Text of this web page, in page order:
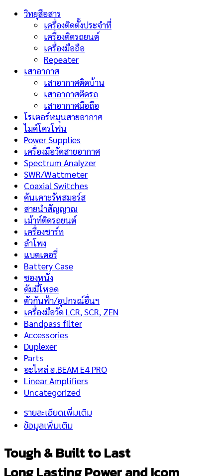
วิทยุสือสาร
เครื่องติดตั้งประจำที่
เครื่องติดรถยนต์
เครื่องมือถือ
Repeater
เสาอากาศ
เสาอากาศติดบ้าน
เสาอากาศติดรถ
เสาอากาศมือถือ
โรเตอร์หมุนสายอากาศ
ไมค์โครโฟน
Power Supplies
เครื่องมือวัดสายอากาศ
Spectrum Analyzer
SWR/Wattmeter
Coaxial Switches
คันเคาะรัหสมอร์ส
สายนำสัญญาณ
เม้าท์ติดรถยนต์
เครื่องชาร์ท
ลำโพง
แบตเตอรี่
Battery Case
ซองหนัง
ดัมมี่โหลด
ตัวกันฟ้า/อุปกรณ์อื่นฯ
เครื่องมือวัด LCR, SCR, ZEN
Bandpass filter
Accessories
Duplexer
Parts
อะไหล่ ฮ.BEAM E4 PRO
Linear Amplifiers
Uncategorized
รายละเอียดเพิ่มเติม
ข้อมูลเพิ่มเติม
Tough & Built to Last